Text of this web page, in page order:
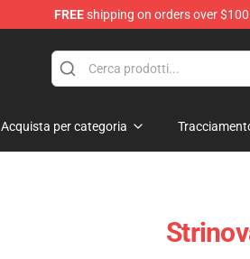
FREEshipping on orders over $100
Acquista per categoria